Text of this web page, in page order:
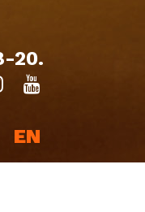
20.
EN